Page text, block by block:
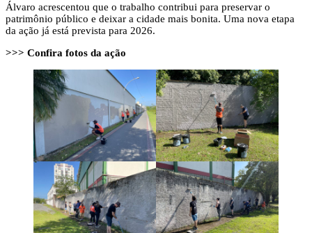
Álvaro acrescentou que o trabalho contribui para preservar o
patrimônio público e deixar a cidade mais bonita. Uma nova etapa
da ação já está prevista para 2026.
>>> Confira fotos da ação